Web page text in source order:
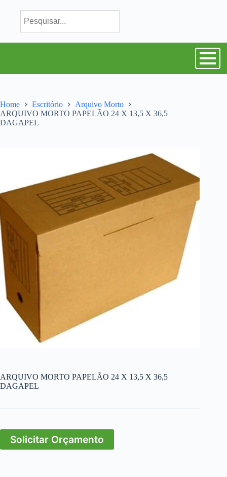
Home Escritório
Arquivo Morto
ARQUIVO MORTO PAPELÃO 24 X 13,5 X 36,5
DAGAPEL
ARQUIVO MORTO PAPELÃO 24 X 13,5 X 36,5
DAGAPEL
Solicitar Orçamento